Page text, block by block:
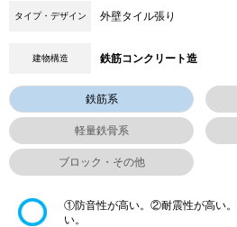
タイプ・デザイン 外壁タイル張り
建物構造 鉄筋コンクリート造
鉄筋系
軽量鉄骨系
ブロック・その他
①防音性が高い。②耐震性が高い
い。